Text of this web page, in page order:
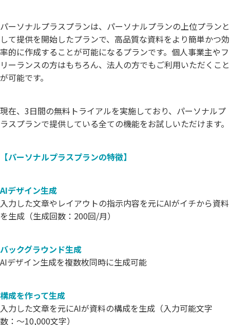
パーソナルプラスプランは、パーソナルプランの上位プランと
して提供を開始したプランで、高品質な資料をより簡単かつ効
率的に作成することが可能になるプランです。個人事業主やフ
リーランスの方はもちろん、法人の方でもご利用いただくこと
が可能です。
現在、3日間の無料トライアルを実施しており、パーソナルプ
ラスプランで提供している全ての機能をお試しいただけます。
【パーソナルプラスプランの特徴】
AIデザイン生成
入力した文章やレイアウトの指示内容を元にAIがイチから資料
を生成（生成回数：200回/月）
バックグラウンド生成
AIデザイン生成を複数枚同時に生成可能
構成を作って生成
入力した文章を元にAIが資料の構成を生成（入力可能文字
数：〜10,000文字）